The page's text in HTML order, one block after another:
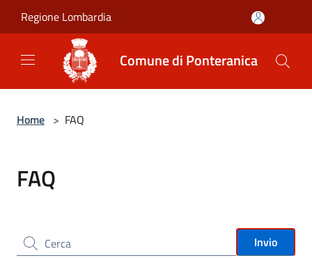
Regione Lombardia
Comune di Ponteranica
Home > FAQ
FAQ
Cerca nel sito Invio